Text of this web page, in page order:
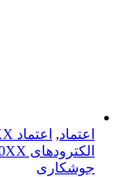
اعتماد, اعتماد E60XX
الکترود‌های E60XX
جوشکاری